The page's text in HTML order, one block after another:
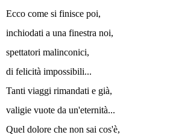
Ecco come si finisce poi,
inchiodati a una finestra noi,
spettatori malinconici,
di felicità impossibili...
Tanti viaggi rimandati e già,
valigie vuote da un'eternità...
Quel dolore che non sai cos'è,